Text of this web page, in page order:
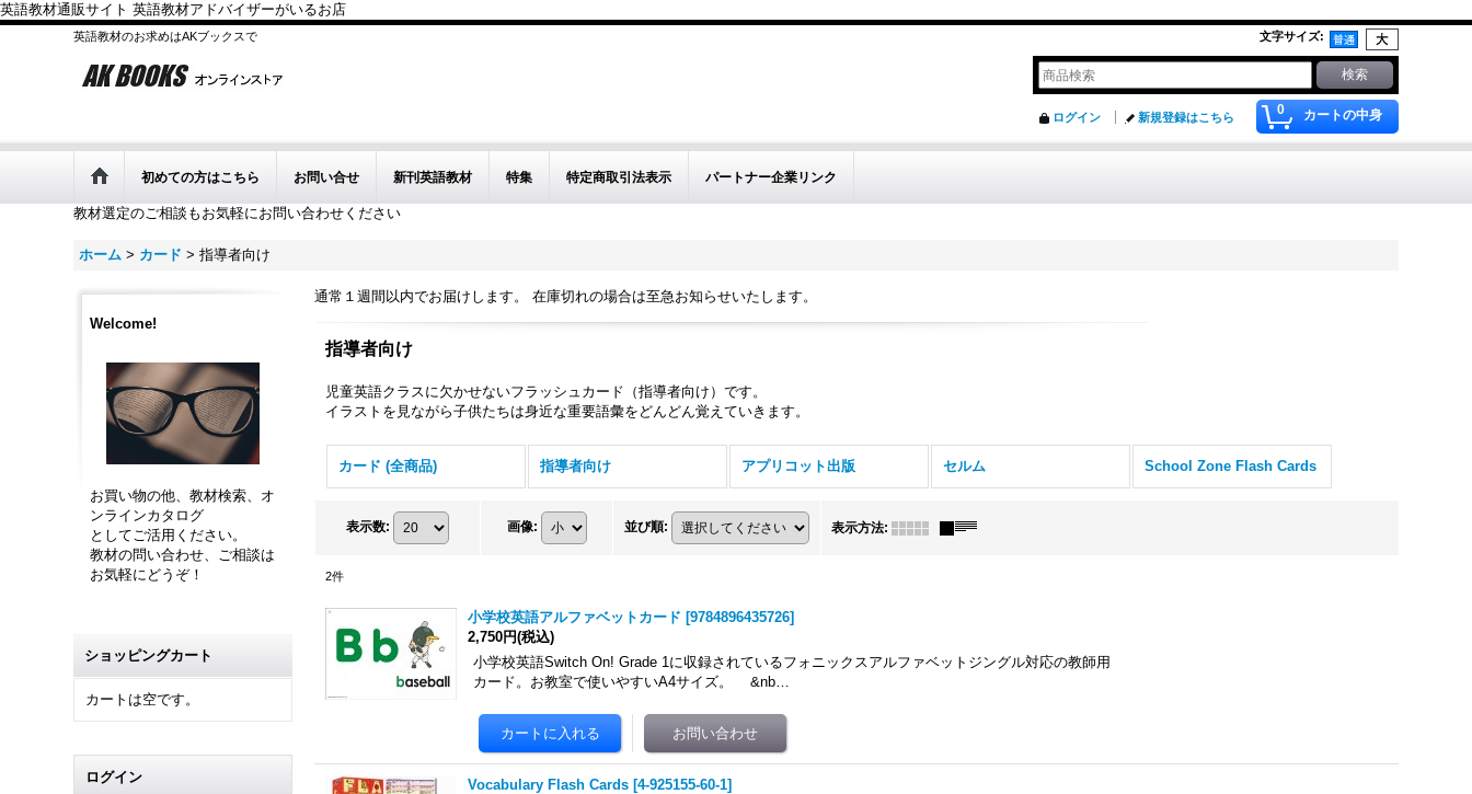
英語教材通販サイト 英語教材アドバイザーがいるお店
英語教材のお求めはAKブックスで 文字サイズ:
0 カートの中身
ログイン 新規登録はこちら
初めての方はこちら お問い合せ 新刊英語教材 特集 特定商取引法表示 パートナー企業リンク
教材選定のご相談もお気軽にお問い合わせください
ホーム > カード > 指導者向け
Welcome!
お買い物の他、教材検索、オ
ンラインカタログ
としてご活用ください。
教材の問い合わせ、ご相談は
お気軽にどうぞ！
ショッピングカート
カートは空です。
ログイン
通常１週間以内でお届けします。 在庫切れの場合は至急お知らせいたします。
指導者向け
児童英語クラスに欠かせないフラッシュカード（指導者向け）です。
イラストを見ながら子供たちは身近な重要語彙をどんどん覚えていきます。
カード (全商品) 指導者向け アプリコット出版 セルム School Zone Flash Cards
表示数: 画像: 並び順: 表示方法:
2件
小学校英語アルファベットカード [9784896435726]
2,750円(税込)
小学校英語Switch On! Grade 1に収録されているフォニックスアルファベットジングル対応の教師用
カード。お教室で使いやすいA4サイズ。 &nb…
Vocabulary Flash Cards [4-925155-60-1]